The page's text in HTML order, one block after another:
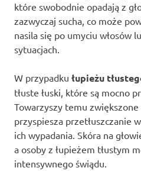
które swobodnie opadają z
zazwyczaj sucha, co może
nasila się po umyciu włosów
sytuacjach.
W przypadku łupieżu
tłuste łuski, które są mocno
Towarzyszy temu
przyspiesza przetłuszczanie
ich wypadania. Skóra na
a osoby z łupieżem tłustym
intensywnego świądu.